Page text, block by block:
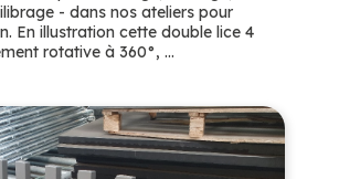
- dans nos ateliers pour
En illustration cette double lice 4
rotative à 360°, ...